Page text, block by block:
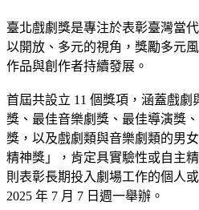
臺北戲劇獎是專注於表彰臺灣當
以開放、多元的視角，獎勵多元
作品與創作者持續發展。
首屆共設立 11 個獎項，涵蓋戲劇
獎、最佳音樂劇獎、最佳導演獎
獎，以及戲劇類與音樂劇類的男
精神獎」，肯定具實驗性或自主
則表彰長期投入劇場工作的個人
2025 年 7 月 7 日週一舉辦。